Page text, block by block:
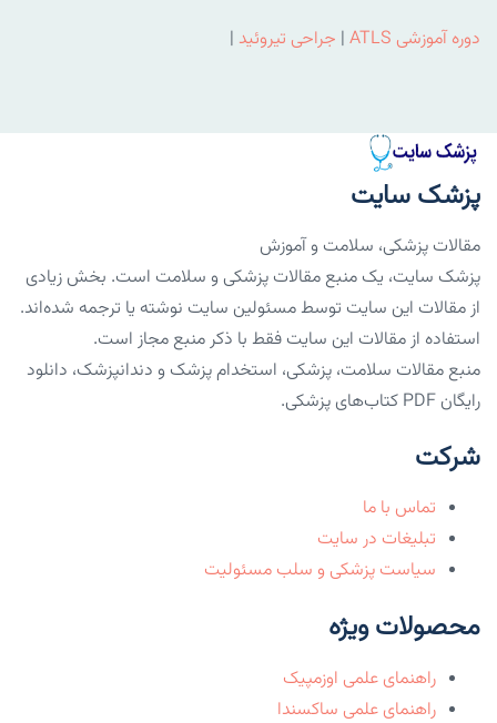
دوره آموزشی ATLS | جراحی تیروئید |
پزشک سایت
مقالات پزشکی، سلامت و آموزش
پزشک سایت، یک منبع مقالات پزشکی و سلامت است. بخش زیادی
از مقالات این سایت توسط مسئولین سایت نوشته یا ترجمه شده‌اند.
استفاده از مقالات این سایت فقط با ذکر منبع مجاز است.
منبع مقالات سلامت، پزشکی، استخدام پزشک و دندانپزشک، دانلود
رایگان PDF کتاب‌های پزشکی.
شرکت
تماس با ما
تبلیغات در سایت
سیاست پزشکی و سلب مسئولیت
محصولات ویژه
راهنمای علمی اوزمپیک
راهنمای علمی ساکسندا